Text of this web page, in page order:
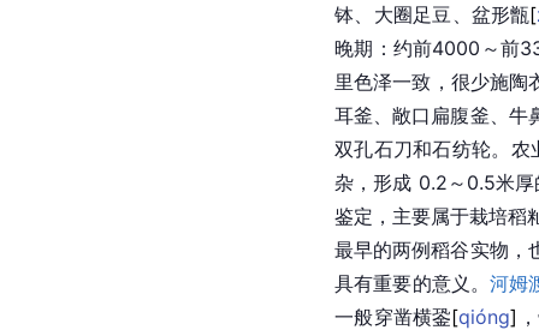
钵、大圈足豆、盆形甑[
晚期：约前4000～前
里色泽一致，很少施陶
耳釜、敞口扁腹釜、牛
双孔石刀和石纺轮。
杂，形成 0.2～0.5米厚
鉴定，主要属于栽培稻
最早的两例稻谷实物，
具有重要的意义。河姆
一般穿凿横銎[qióng]